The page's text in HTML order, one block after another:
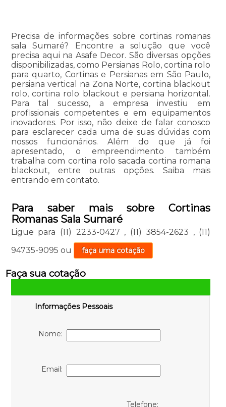
Precisa de informações sobre cortinas romanas
sala Sumaré? Encontre a solução que você
precisa aqui na Asafe Decor. São diversas opções
disponibilizadas, como Persianas Rolo, cortina rolo
para quarto, Cortinas e Persianas em São Paulo,
persiana vertical na Zona Norte, cortina blackout
rolo, cortina rolo blackout e persiana horizontal.
Para tal sucesso, a empresa investiu em
profissionais competentes e em equipamentos
inovadores. Por isso, não deixe de falar conosco
para esclarecer cada uma de suas dúvidas com
nossos funcionários. Além do que já foi
apresentado, o empreendimento também
trabalha com cortina rolo sacada cortina romana
blackout, entre outras opções. Saiba mais
entrando em contato.
Para saber mais sobre Cortinas
Romanas Sala Sumaré
Ligue para (11) 2233-0427 , (11) 3854-2623 , (11)
94735-9095 ou faça uma cotação
Faça sua cotação
Informações Pessoais
Nome:
Email:
Telefone: